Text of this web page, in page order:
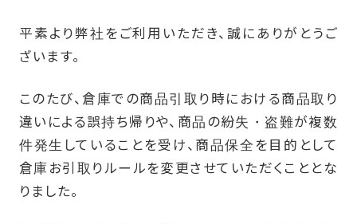
平素より弊社をご利用いただき、誠にありがとうご
ざいます。
このたび、倉庫での商品引取り時における商品取り
違いによる誤持ち帰りや、商品の紛失・盗難が複数
件発生していることを受け、商品保全を目的として
倉庫お引取りルールを変更させていただくこととな
りました。